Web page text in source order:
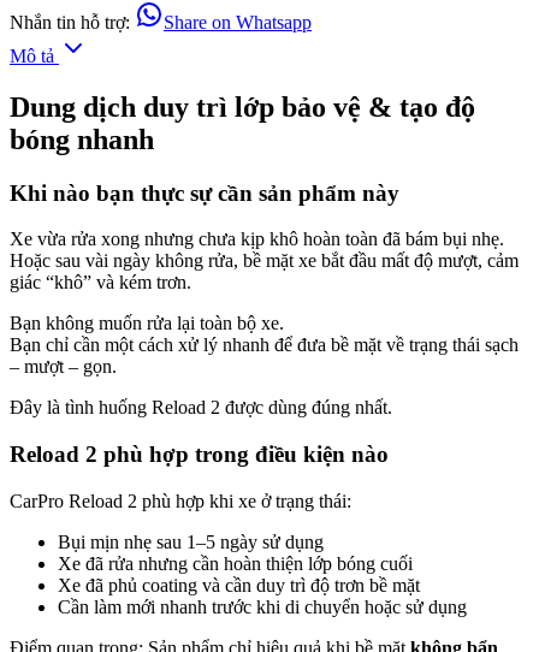
Nhắn tin hỗ trợ:
Share on Whatsapp
Mô tả
Dung dịch duy trì lớp bảo vệ & tạo độ
bóng nhanh
Khi nào bạn thực sự cần sản phẩm này
Xe vừa rửa xong nhưng chưa kịp khô hoàn toàn đã bám bụi nhẹ.
Hoặc sau vài ngày không rửa, bề mặt xe bắt đầu mất độ mượt, cảm
giác “khô” và kém trơn.
Bạn không muốn rửa lại toàn bộ xe.
Bạn chỉ cần một cách xử lý nhanh để đưa bề mặt về trạng thái sạch
– mượt – gọn.
Đây là tình huống Reload 2 được dùng đúng nhất.
Reload 2 phù hợp trong điều kiện nào
CarPro Reload 2 phù hợp khi xe ở trạng thái:
Bụi mịn nhẹ sau 1–5 ngày sử dụng
Xe đã rửa nhưng cần hoàn thiện lớp bóng cuối
Xe đã phủ coating và cần duy trì độ trơn bề mặt
Cần làm mới nhanh trước khi di chuyển hoặc sử dụng
Điểm quan trọng: Sản phẩm chỉ hiệu quả khi bề mặt không bẩn